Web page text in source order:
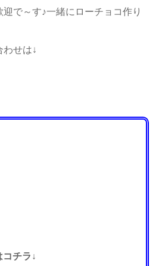
迎で～す♪一緒にローチョコ作り
わせは↓
コチラ↓